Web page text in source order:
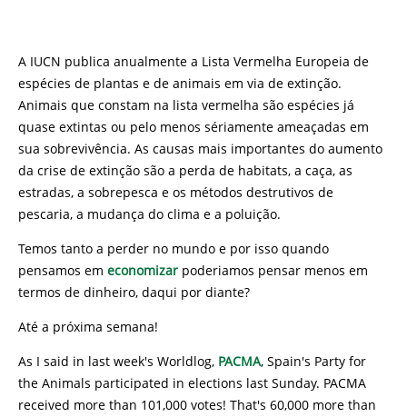
A IUCN publica anualmente a Lista Vermelha Europeia de
espécies de plantas e de animais em via de extinção.
Animais que constam na lista vermelha são espécies já
quase extintas ou pelo menos sériamente ameaçadas em
sua sobrevivência. As causas mais importantes do aumento
da crise de extinção são a perda de habitats, a caça, as
estradas, a sobrepesca e os métodos destrutivos de
pescaria, a mudança do clima e a poluição.
Temos tanto a perder no mundo e por isso quando
pensamos em economizar poderiamos pensar menos em
termos de dinheiro, daqui por diante?
Até a próxima semana!
As I said in last week's Worldlog, PACMA, Spain's Party for
the Animals participated in elections last Sunday. PACMA
received more than 101,000 votes! That's 60,000 more than